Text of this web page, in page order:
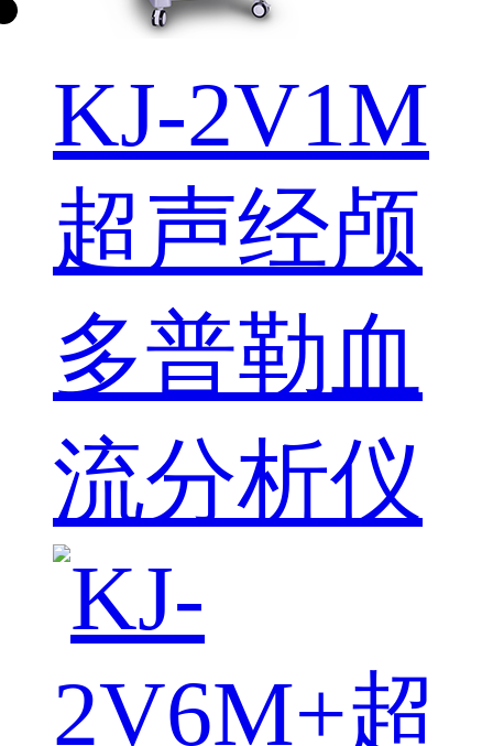
KJ-2V1M
超声经颅
多普勒血
流分析仪